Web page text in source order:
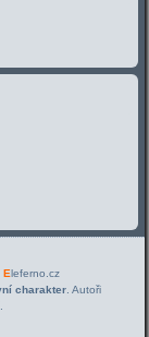
Eleferno.cz
charakter. Autoři